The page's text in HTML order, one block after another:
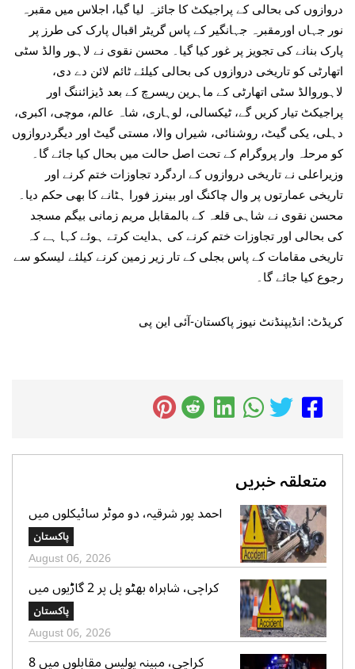
دروازوں کی بحالی کے پراجیکٹ کا جائزہ لیا گیا، اجلاس میں مقبرہ
نور جہاں اورمقبرہ جہانگیر کے پاس گریٹر اقبال پارک کی طرز پر
پارک بنانے کی تجویز پر غور کیا گیا۔ محسن نقوی نے لاہور والڈ سٹی
اتھارٹی کو تاریخی دروازوں کی بحالی کیلئے ٹائم لائن دے دی،
لاہوروالڈ سٹی اتھارٹی کے ماہرین ریسرچ کے بعد ڈیزائننگ اور
پراجیکٹ تیار کریں گے، ٹیکسالی، لوہاری، شاہ عالم، موچی، اکبری،
دہلی، یکی گیٹ، روشنائی، شیراں والا، مستی گیٹ اور دیگردروازوں
کو مرحلہ وار پروگرام کے تحت اصل حالت میں بحال کیا جائے گا۔
وزیراعلی نے تاریخی دروازوں کے اردگرد تجاوزات ختم کرنے اور
تاریخی عمارتوں پر وال چاکنگ اور بینرز فورا ہٹانے کا بھی حکم دیا۔
محسن نقوی نے شاہی قلعہ کے بالمقابل مریم زمانی بیگم مسجد
کی بحالی اور تجاوزات ختم کرنے کی ہدایت کرتے ہوئے کہا ہے کہ
تاریخی مقامات کے پاس بجلی کے تار زیر زمین کرنے کیلئے لیسکو سے
رجوع کیا جائے گا۔
کریڈٹ: انڈیپنڈنٹ نیوز پاکستان-آئی این پی
متعلقہ خبریں
احمد پور شرقیہ، دو موٹر سائیکلوں میں
پاکستان
August 06, 2026
کراچی، شاہراہ بھٹو پل پر 2 گاڑیوں میں
پاکستان
August 06, 2026
کراچی، مبینہ پولیس مقابلوں میں 8